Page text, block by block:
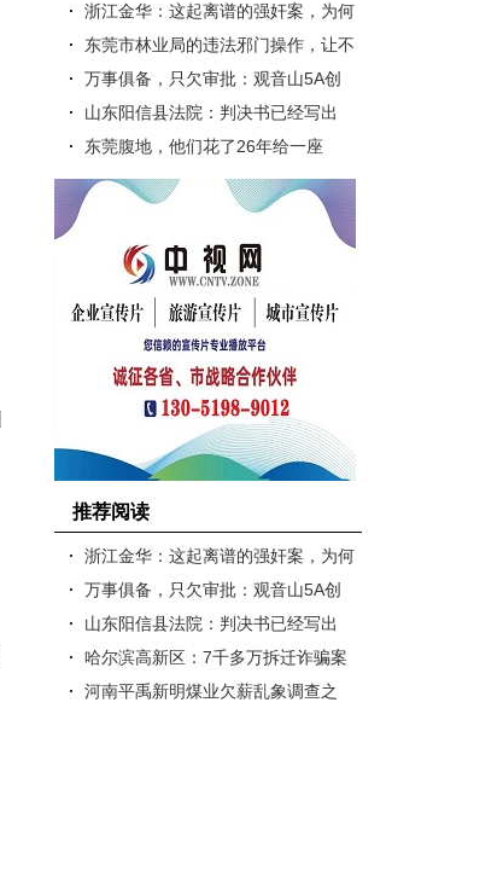
浙江金华：这起离谱的强奸案，为何
公检法都隐匿证据?
东莞市林业局的违法邪门操作，让不
法分子肆无忌惮的毁林二千亩而..
万事俱备，只欠审批：观音山5A创
建九年规划困局何解？
山东阳信县法院：判决书已经写出
来，但领导不同意发出
东莞腹地，他们花了26年给一座
山“摸家底”
推荐阅读
浙江金华：这起离谱的强奸案，为何
公检法都隐匿证据?
万事俱备，只欠审批：观音山5A创
建九年规划困局何解？
山东阳信县法院：判决书已经写出
来，但领导不同意发出
哈尔滨高新区：7千多万拆迁诈骗案
再起波澜，原征收办副主任当庭..
河南平禹新明煤业欠薪乱象调查之